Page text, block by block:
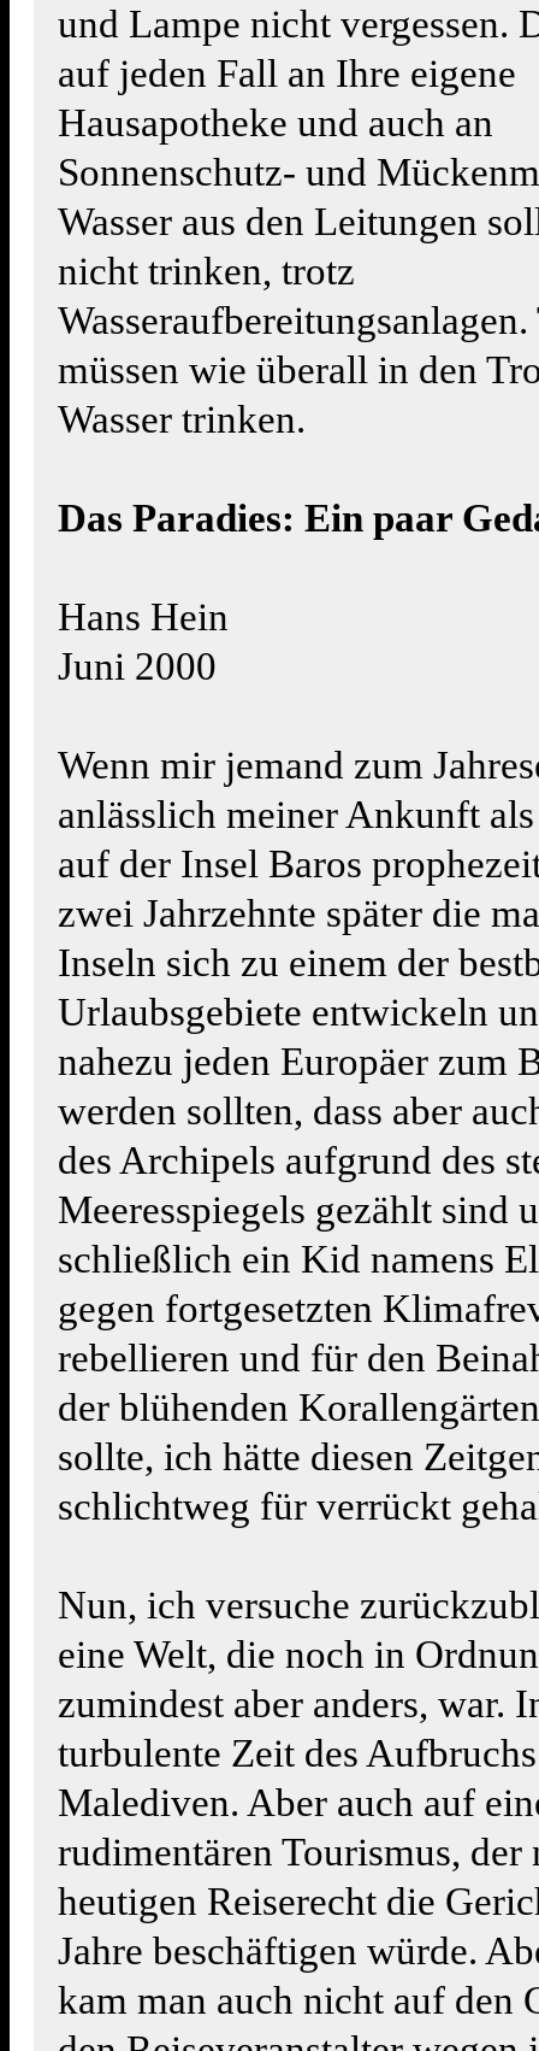
und Lampe nicht vergessen.
auf jeden Fall an Ihre eigene
Hausapotheke und auch an
Sonnenschutz- und
Wasser aus den Leitungen
nicht trinken, trotz
Wasseraufbereitungsanlagen.
müssen wie überall in den
Wasser trinken.
Das Paradies: Ein paar
Hans Hein
Juni 2000
Wenn mir jemand zum
anlässlich meiner Ankunft
auf der Insel Baros
zwei Jahrzehnte später die
Inseln sich zu einem der
Urlaubsgebiete entwickeln
nahezu jeden Europäer zum
werden sollten, dass aber
des Archipels aufgrund des
Meeresspiegels gezählt sind
schließlich ein Kid namens
gegen fortgesetzten
rebellieren und für den
der blühenden
sollte, ich hätte diesen
schlichtweg für verrückt
Nun, ich versuche
eine Welt, die noch in
zumindest aber anders, war.
turbulente Zeit des
Malediven. Aber auch auf
rudimentären Tourismus, der
heutigen Reiserecht die
Jahre beschäftigen würde.
kam man auch nicht auf den